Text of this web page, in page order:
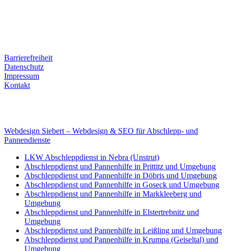
Barrierefreiheit
Datenschutz
Impressum
Kontakt
Webdesign Siebert – Webdesign & SEO für Abschlepp- und
Pannendienste
LKW Abschleppdienst in Nebra (Unstrut)
Abschleppdienst und Pannenhilfe in Prittitz und Umgebung
Abschleppdienst und Pannenhilfe in Döbris und Umgebung
Abschleppdienst und Pannenhilfe in Goseck und Umgebung
Abschleppdienst und Pannenhilfe in Markkleeberg und
Umgebung
Abschleppdienst und Pannenhilfe in Elstertrebnitz und
Umgebung
Abschleppdienst und Pannenhilfe in Leißling und Umgebung
Abschleppdienst und Pannenhilfe in Krumpa (Geiseltal) und
Umgebung